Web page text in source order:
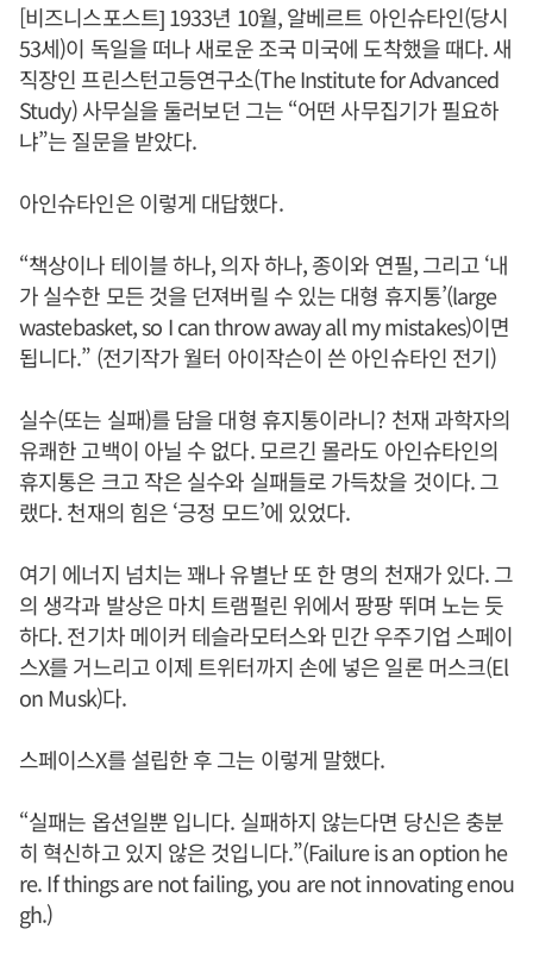
[비즈니스포스트] 1933년 10월, 알베르트 아인슈타인(당시
53세)이 독일을 떠나 새로운 조국 미국에 도착했을 때다. 새
직장인 프린스턴고등연구소(The Institute for Advanced
Study) 사무실을 둘러보던 그는 “어떤 사무집기가 필요하
냐”는 질문을 받았다.
아인슈타인은 이렇게 대답했다.
“책상이나 테이블 하나, 의자 하나, 종이와 연필, 그리고 ‘내
가 실수한 모든 것을 던져버릴 수 있는 대형 휴지통’(large
wastebasket, so I can throw away all my mistakes)이면
됩니다.” (전기작가 월터 아이작슨이 쓴 아인슈타인 전기)
실수(또는 실패)를 담을 대형 휴지통이라니? 천재 과학자의
유쾌한 고백이 아닐 수 없다. 모르긴 몰라도 아인슈타인의
휴지통은 크고 작은 실수와 실패들로 가득찼을 것이다. 그
랬다. 천재의 힘은 ‘긍정 모드’에 있었다.
여기 에너지 넘치는 꽤나 유별난 또 한 명의 천재가 있다. 그
의 생각과 발상은 마치 트램펄린 위에서 팡팡 뛰며 노는 듯
하다. 전기차 메이커 테슬라모터스와 민간 우주기업 스페이
스X를 거느리고 이제 트위터까지 손에 넣은 일론 머스크(El
on Musk)다.
스페이스X를 설립한 후 그는 이렇게 말했다.
“실패는 옵션일뿐 입니다. 실패하지 않는다면 당신은 충분
히 혁신하고 있지 않은 것입니다.”(Failure is an option he
re. If things are not failing, you are not innovating enou
gh.)